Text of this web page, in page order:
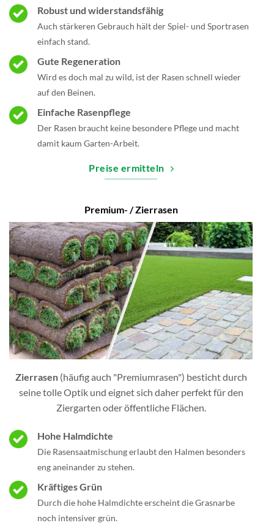
Robust und widerstandsfähig
Auch stärkeren Gebrauch hält der Spiel- und Sportrasen
einfach stand.
Gute Regeneration
Wird es doch mal zu wild, ist der Rasen schnell wieder
auf den Beinen.
Einfache Rasenpflege
Der Rasen braucht keine besondere Pflege und macht
damit kaum Garten-Arbeit.
Preise ermitteln
Premium- / Zierrasen
Zierrasen(häufig auch "Premiumrasen") besticht durch
seine tolle Optik und eignet sich daher perfekt für den
Ziergarten oder öffentliche Flächen.
Hohe Halmdichte
Die Rasensaatmischung erlaubt den Halmen besonders
eng aneinander zu stehen.
Kräftiges Grün
Durch die hohe Halmdichte erscheint die Grasnarbe
noch intensiver grün.